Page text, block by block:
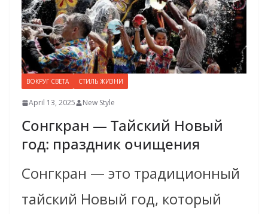
ВОКРУГ СВЕТА СТИЛЬ ЖИЗНИ
April 13, 2025 New Style
Сонгкран — Тайский Новый
год: праздник очищения
Сонгкран — это традиционный
тайский Новый год, который